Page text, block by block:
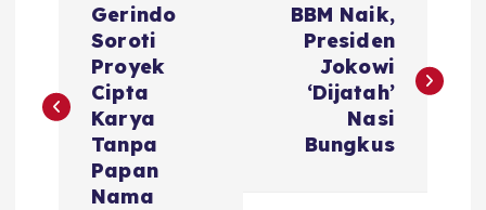
v
Gerindo
Soroti
Proyek
Cipta
Karya
Tanpa
Papan
Nama
BBM Naik,
Presiden
Jokowi
‘Dijatah’
Nasi
Bungkus